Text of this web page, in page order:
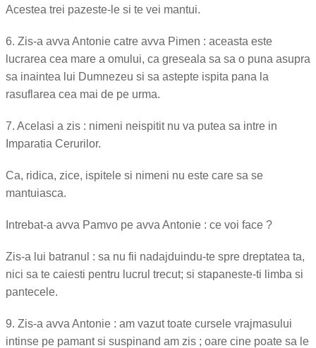
Acestea trei pazeste-le si te vei mantui.
6. Zis-a avva Antonie catre avva Pimen : aceasta este
lucrarea cea mare a omului, ca greseala sa sa o puna asupra
sa inaintea lui Dumnezeu si sa astepte ispita pana la
rasuflarea cea mai de pe urma.
7. Acelasi a zis : nimeni neispitit nu va putea sa intre in
Imparatia Cerurilor.
Ca, ridica, zice, ispitele si nimeni nu este care sa se
mantuiasca.
Intrebat-a avva Pamvo pe avva Antonie : ce voi face ?
Zis-a lui batranul : sa nu fii nadajduindu-te spre dreptatea ta,
nici sa te caiesti pentru lucrul trecut; si stapaneste-ti limba si
pantecele.
9. Zis-a avva Antonie : am vazut toate cursele vrajmasului
intinse pe pamant si suspinand am zis ; oare cine poate sa le